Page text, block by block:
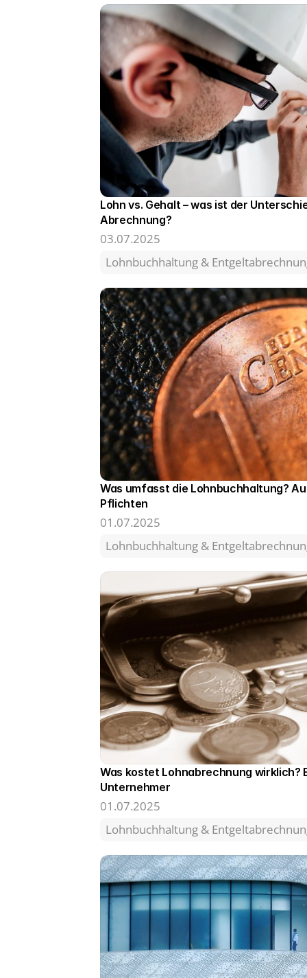
Lohn vs. Gehalt – was ist der
Abrechnung?
03.07.2025
Lohnbuchhaltung &
Was umfasst die Lohnbuchhaltung?
Pflichten
01.07.2025
Lohnbuchhaltung &
Was kostet Lohnabrechnung wirklich?
Unternehmer
01.07.2025
Lohnbuchhaltung &